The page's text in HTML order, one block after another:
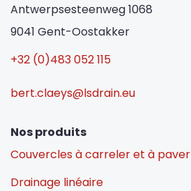
Antwerpsesteenweg 1068
9041 Gent-Oostakker
+32 (0)483 052 115
bert.claeys@lsdrain.eu
Nos produits
Couvercles à carreler et à paver
Drainage linéaire